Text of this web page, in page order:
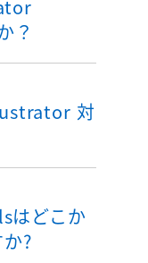
？
対
はどこか
?